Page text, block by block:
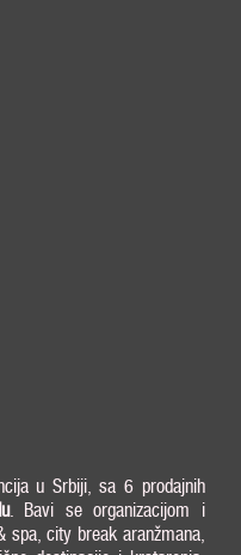
u Srbiji, sa 6 prodajnih
. Bavi se organizacijom i
spa, city break aranžmana,